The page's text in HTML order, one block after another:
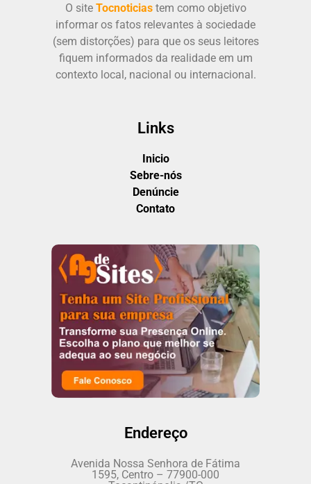
O site Tocnoticiastem como objetivo
informar os fatos relevantes à sociedade
(sem distorções) para que os seus leitores
fiquem informados da realidade em um
contexto local, nacional ou internacional.
Links
Inicio
Sebre-nós
Denúncie
Contato
Endereço
Avenida Nossa Senhora de Fátima
1595, Centro – 77900-000